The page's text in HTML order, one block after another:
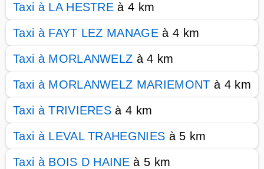
Taxi à LA HESTRE à 4 km
Taxi à FAYT LEZ MANAGE à 4 km
Taxi à MORLANWELZ à 4 km
Taxi à MORLANWELZ MARIEMONT à 4 km
Taxi à TRIVIERES à 4 km
Taxi à LEVAL TRAHEGNIES à 5 km
Taxi à BOIS D HAINE à 5 km